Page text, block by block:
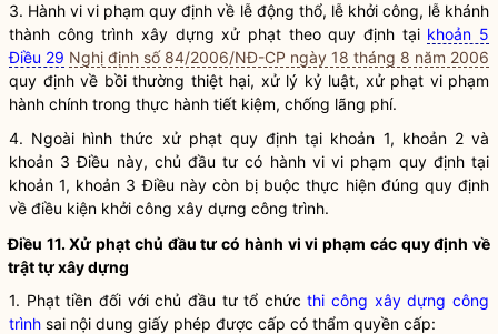
3. Hành vi vi phạm quy định về lễ động thổ, lễ khởi công, lễ khánh
thành công trình xây dựng xử phạt theo quy định tại khoản 5
Điều 29 Nghị định số 84/2006/NĐ-CP ngày 18 tháng 8 năm 2006
quy định về bồi thường thiệt hại, xử lý kỷ luật, xử phạt vi phạm
hành chính trong thực hành tiết kiệm, chống lãng phí.
4. Ngoài hình thức xử phạt quy định tại khoản 1, khoản 2 và
khoản 3 Điều này, chủ đầu tư có hành vi vi phạm quy định tại
khoản 1, khoản 3 Điều này còn bị buộc thực hiện đúng quy định
về điều kiện khởi công xây dựng công trình.
Điều 11. Xử phạt chủ đầu tư có hành vi vi phạm các quy định về
trật tự xây dựng
1. Phạt tiền đối với chủ đầu tư tổ chứcthi công xây dựng công
trình sai nội dung giấy phép được cấp có thẩm quyền cấp: